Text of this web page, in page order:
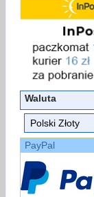
Waluta
PayPal